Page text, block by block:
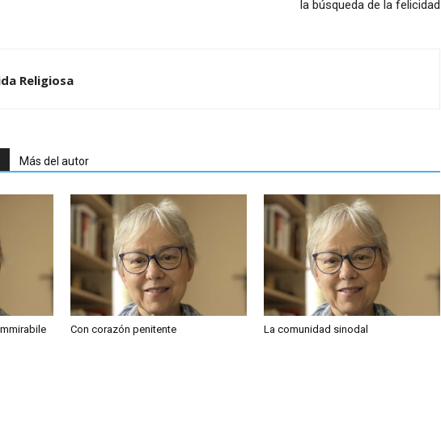
la búsqueda de la felicidad
Religiosa
Más del autor
Con corazón penitente La comunidad sinodal